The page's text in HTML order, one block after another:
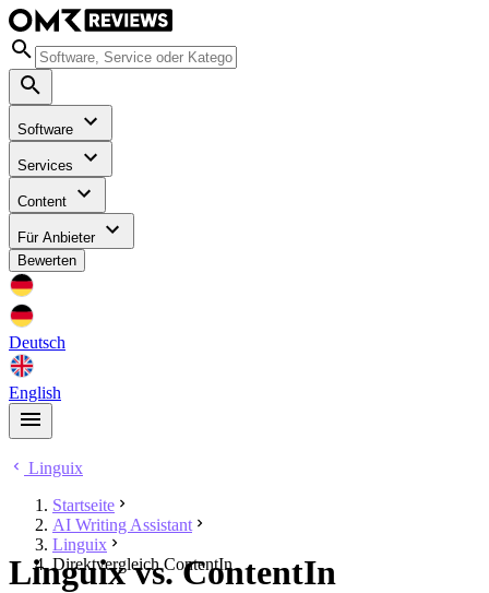
Software
Services
Content
Für Anbieter
Bewerten
Deutsch
English
Linguix
Startseite
AI Writing Assistant
Linguix
Direktvergleich ContentIn
Linguix vs. ContentIn